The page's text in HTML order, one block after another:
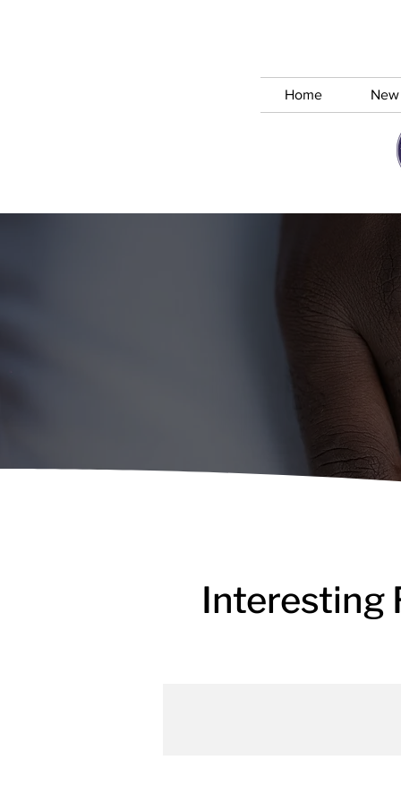
Home
Interesting